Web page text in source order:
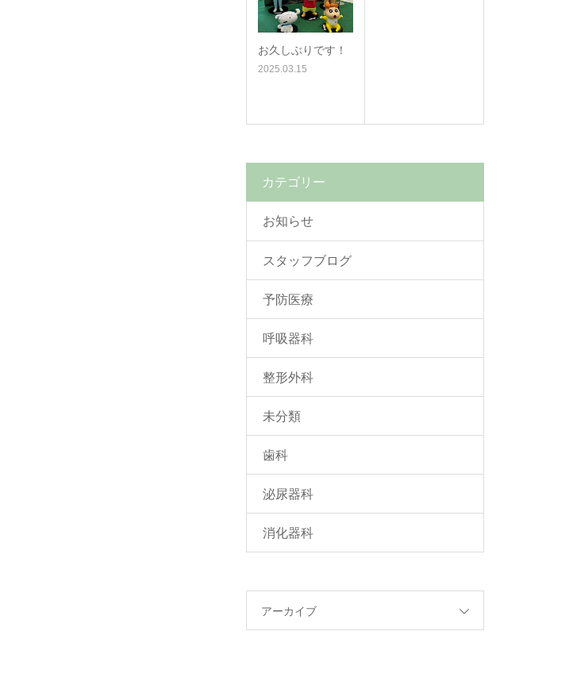
お久しぶりです！
2025.03.15
カテゴリー
お知らせ
スタッフブログ
予防医療
呼吸器科
整形外科
未分類
歯科
泌尿器科
消化器科
アーカイブ